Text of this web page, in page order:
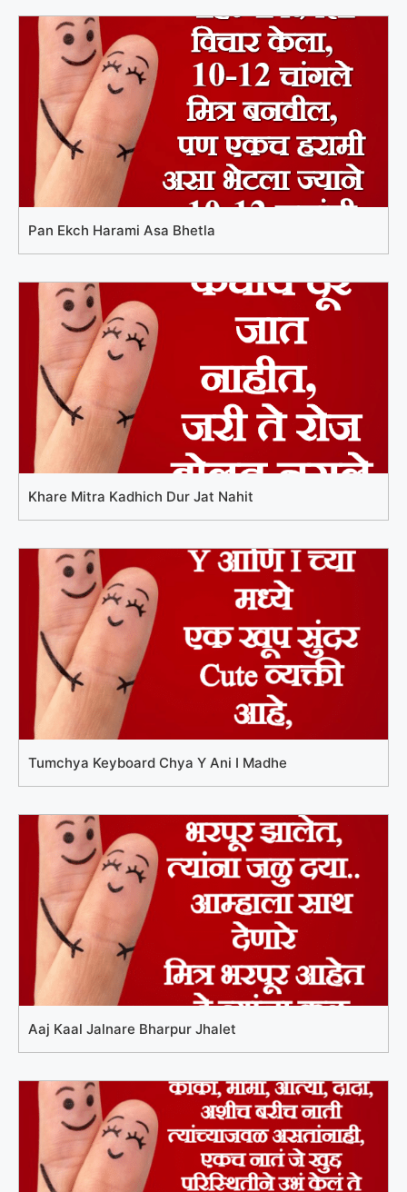
Pan Ekch Harami Asa Bhetla
Khare Mitra Kadhich Dur Jat Nahit
Tumchya Keyboard Chya Y Ani I Madhe
Aaj Kaal Jalnare Bharpur Jhalet